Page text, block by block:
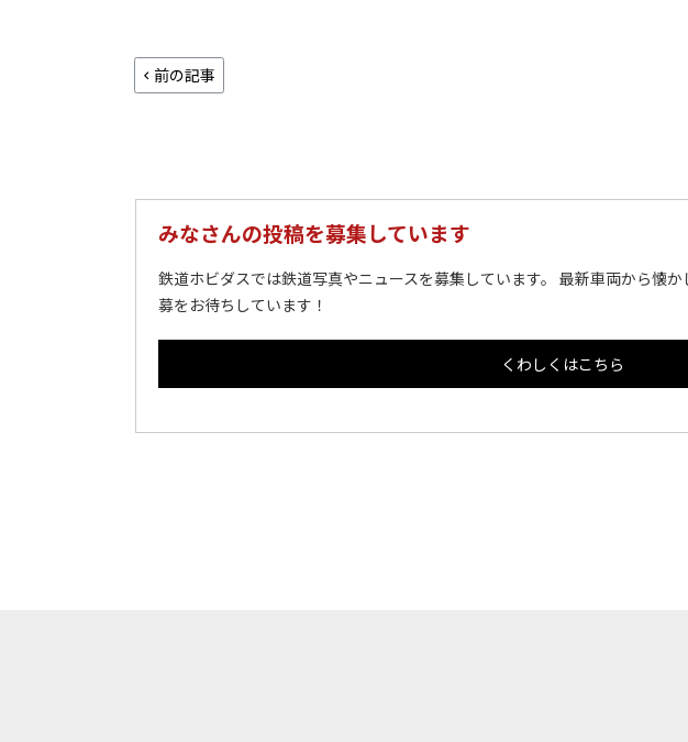
前の記事
みなさんの投稿を募集しています
鉄道ホビダスでは鉄道写真やニュースを募集しています。 最新車両から懐
募をお待ちしています！
くわしくはこちら